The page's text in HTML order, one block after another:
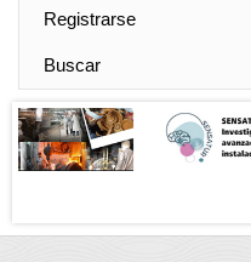
Registrarse
Buscar